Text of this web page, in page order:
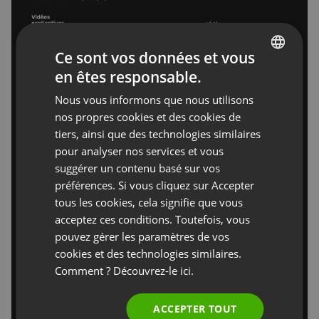
FRENCH
SPANISH
PORTUGUESE
Ce sont vos données et vous
en êtes responsable.
Nous vous informons que nous utilisons
nos propres cookies et des cookies de
tiers, ainsi que des technologies similaires
pour analyser nos services et vous
suggérer un contenu basé sur vos
préférences. Si vous cliquez sur Accepter
tous les cookies, cela signifie que vous
acceptez ces conditions. Toutefois, vous
pouvez gérer les paramètres de vos
cookies et des technologies similaires.
Comment ? Découvrez-le ici.
ACCEPTER TOUT